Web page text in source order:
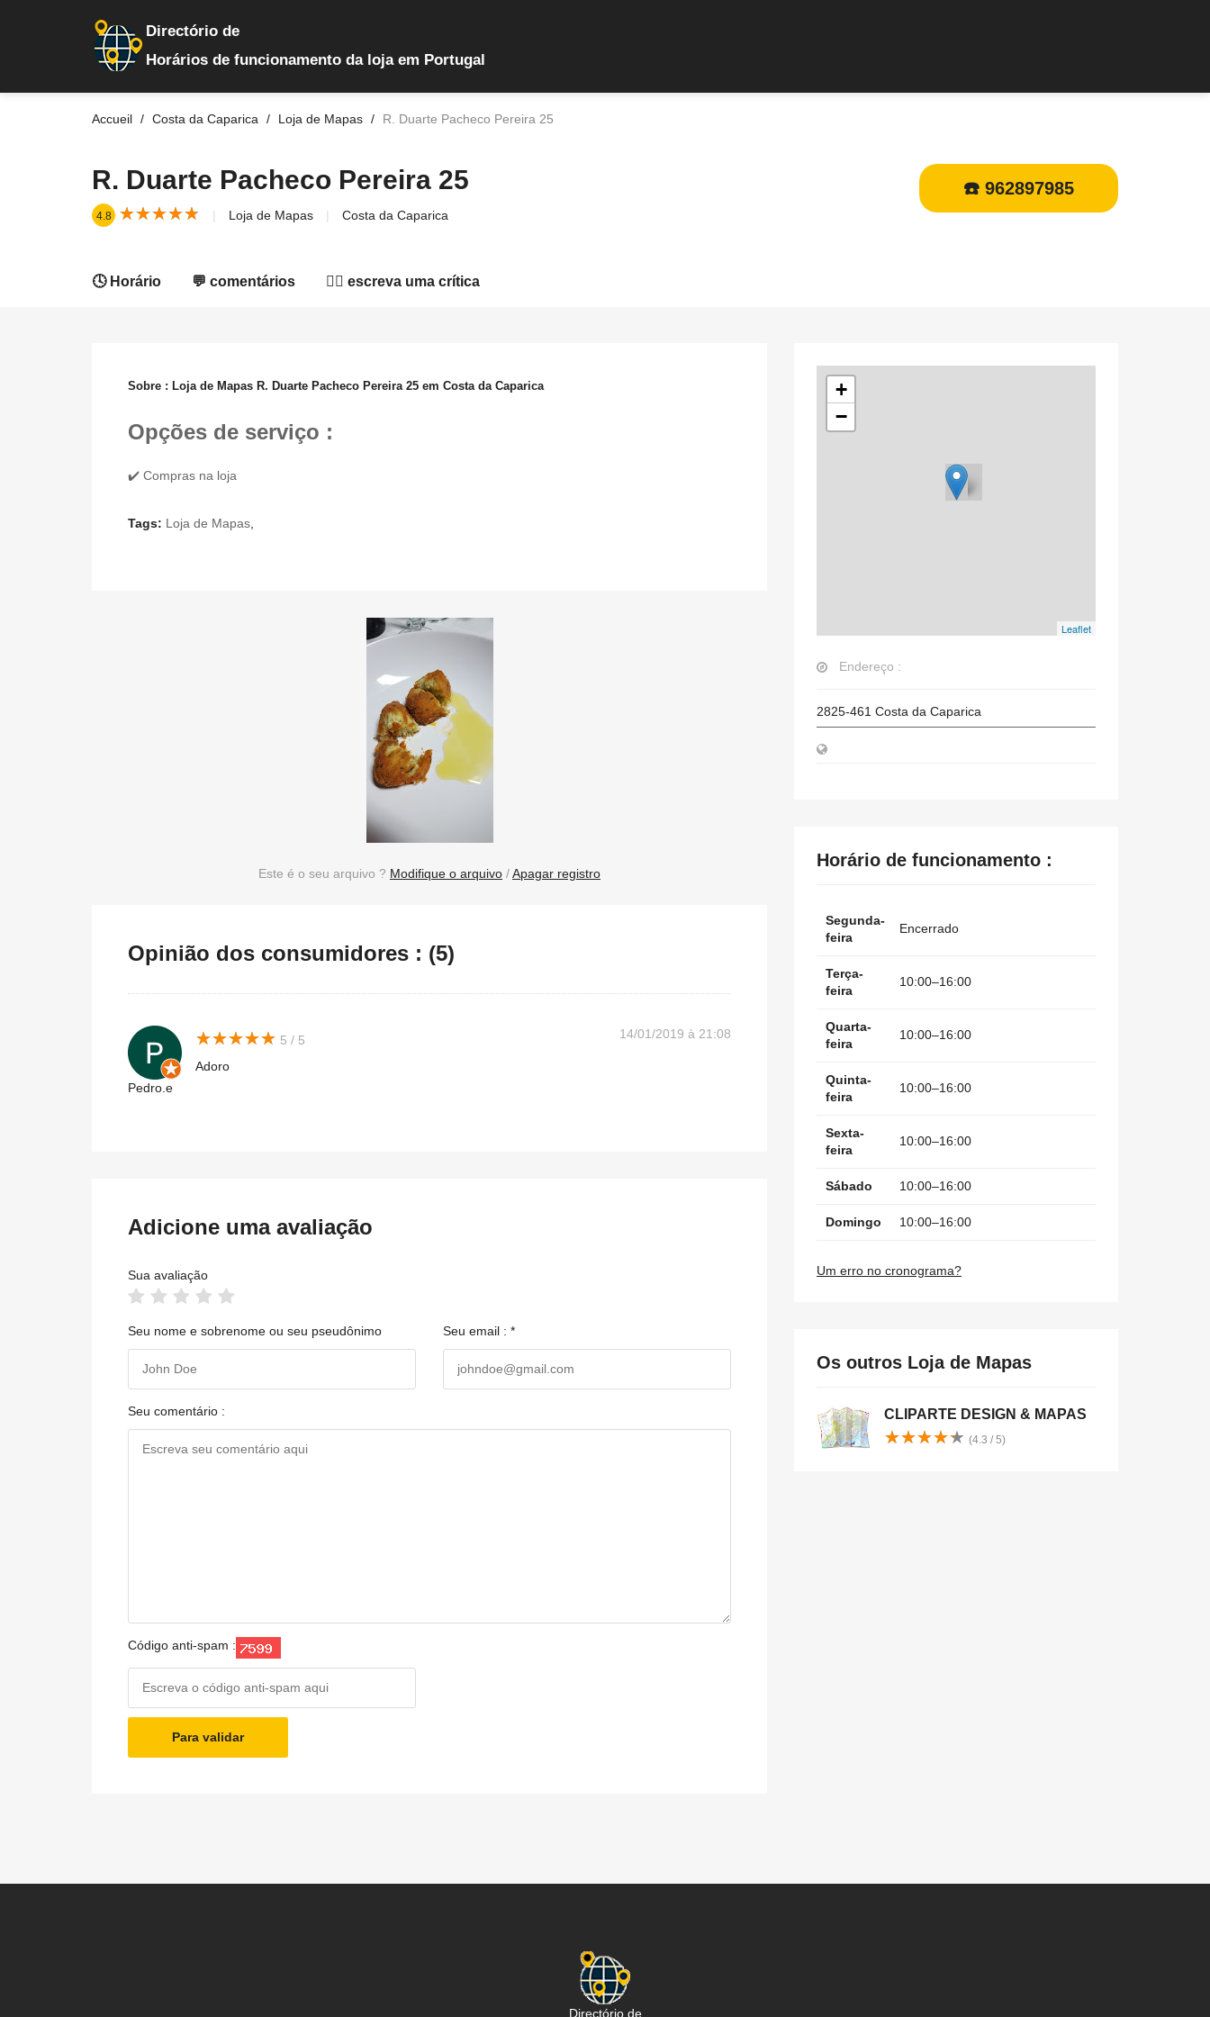
Directório de
Horários de funcionamento da loja em Portugal
Accueil Costa da Caparica Loja de Mapas R. Duarte Pacheco Pereira 25
R. Duarte Pacheco Pereira 25
4.8 ★★★★★
★★★★★ Loja de Mapas Costa da Caparica
☎️ 962897985
🕓 Horário 💬 comentários ✍🏻 escreva uma crítica
Sobre : Loja de Mapas R. Duarte Pacheco Pereira 25 em Costa da Caparica
Opções de serviço :
✔️ Compras na loja
Tags: Loja de Mapas
Este é o seu arquivo ? Modifique o arquivo /Apagar registro
Opinião dos consumidores : (5)
Pedro.e
★★★★★
★★★★★ 5 / 5 14/01/2019 à 21:08
Adoro
Adicione uma avaliação
Sua avaliação
Seu nome e sobrenome ou seu pseudônimo Seu email : *
Seu comentário :
Código anti-spam :
Para validar
+
−
Leaflet
Endereço :
2825-461 Costa da Caparica
Horário de funcionamento :
Segunda-
feira
Encerrado
Terça-
feira
10:00–16:00
Quarta-
feira
10:00–16:00
Quinta-
feira
10:00–16:00
Sexta-
feira
10:00–16:00
Sábado 10:00–16:00
Domingo 10:00–16:00
Um erro no cronograma?
Os outros Loja de Mapas
CLIPARTE DESIGN & MAPAS
★★★★★
★★★★★ (4.3 / 5)
Directório de